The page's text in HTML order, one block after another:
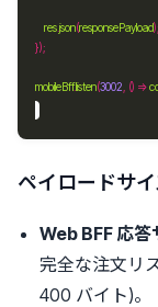
resjson(responsePayload
mobileBff.listen(3002 , () =>
ペイロードサ
Web BFF 応答
完全な注文リ
400 バイト)。